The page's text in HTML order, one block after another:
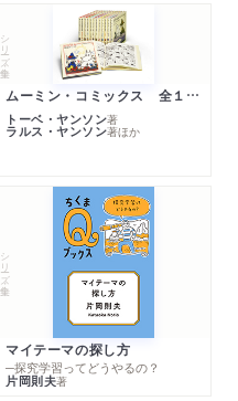
シリーズ・全集
ムーミン・コミックス 全１４巻セット
トーベ・ヤンソン著
ラルス・ヤンソン著ほか
シリーズ・全集
マイテーマの探し方
─探究学習ってどうやるの？
片岡則夫著